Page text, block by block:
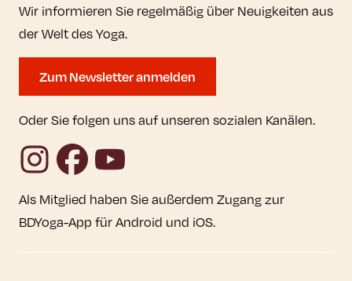
Wir informieren Sie regelmäßig über Neuigkeiten aus
der Welt des Yoga.
Zum Newsletter anmelden
Oder Sie folgen uns auf unseren sozialen Kanälen.
InstagramFacebookYouTube
Als Mitglied haben Sie außerdem Zugang zur
BDYoga-App für Android und iOS.